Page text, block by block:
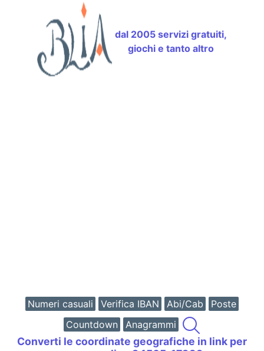
dal 2005 servizi gratuiti,
giochi e tanto altro
Numeri casuali Verifica IBAN Abi/Cab
Poste
Countdown
Anagrammi
Converti le coordinate geografiche in link per